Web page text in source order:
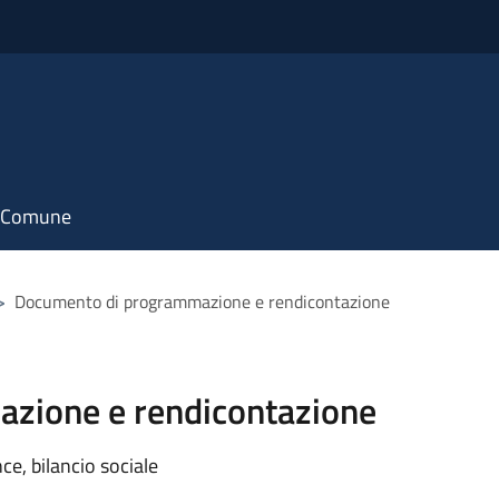
Documento di programmazione e rendicontazione
e rendicontazione
bilancio sociale